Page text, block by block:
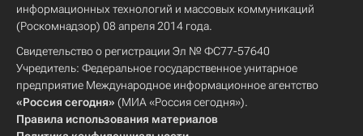
информационных технологий и массовых коммуникаций
(Роскомнадзор) 08 апреля 2014 года.
Свидетельство о регистрации Эл № ФС77-57640
Учредитель: Федеральное государственное унитарное
предприятие Международное информационное агентство
«Россия сегодня» (МИА «Россия сегодня»).
Правила использования материалов